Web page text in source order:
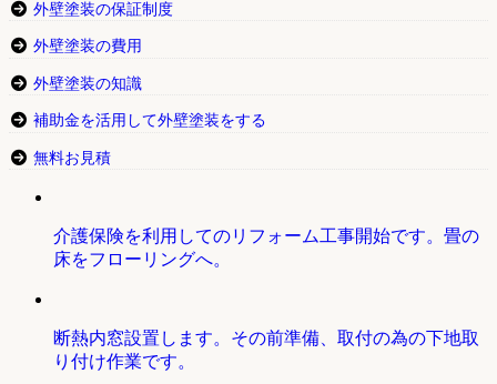
外壁塗装の保証制度
外壁塗装の費用
外壁塗装の知識
補助金を活用して外壁塗装をする
無料お見積
介護保険を利用してのリフォーム工事開始です。畳の
床をフローリングへ。
断熱内窓設置します。その前準備、取付の為の下地取
り付け作業です。